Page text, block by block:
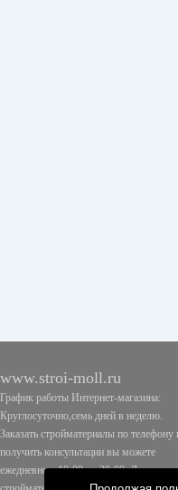
www.stroi-moll.ru
График работы Интернет-магазина:
Круглосуточно,семь дней в неделю.
Заказать стройматериалы по телефону
получить консультации вы можете
ежедневно с 10-00 до 20-00. Доставка